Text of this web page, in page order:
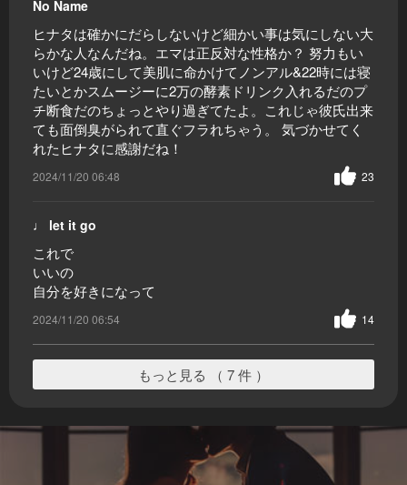
No Name
ヒナタは確かにだらしないけど細かい事は気にしない大
らかな人なんだね。エマは正反対な性格か？ 努力もい
いけど24歳にして美肌に命かけてノンアル&22時には寝
たいとかスムージーに2万の酵素ドリンク入れるだのプ
チ断食だのちょっとやり過ぎてたよ。これじゃ彼氏出来
ても面倒臭がられて直ぐフラれちゃう。 気づかせてく
れたヒナタに感謝だね！
2024/11/20 06:48 23
♩ let it go
これで
いいの
自分を好きになって
2024/11/20 06:54 14
もっと見る （ 7 件 ）